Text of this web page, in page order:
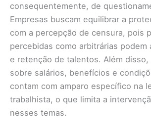
consequentemente, de
Empresas buscam equilibrar a
com a percepção de censura, pois
percebidas como arbitrárias podem
e retenção de talentos. Além
sobre salários, benefícios e
contam com amparo específico na
trabalhista, o que limita a
nesses temas.